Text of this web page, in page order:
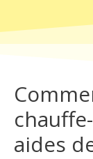
aides